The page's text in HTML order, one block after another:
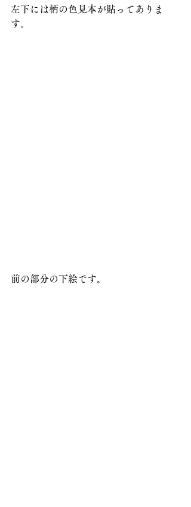
左下には柄の色見本が貼ってありま
す。
前の部分の下絵です。